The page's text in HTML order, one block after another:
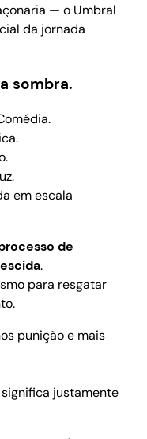
— o Umbral
da jornada
sombra.
em escala
de
.
para resgatar
punição e mais
justamente